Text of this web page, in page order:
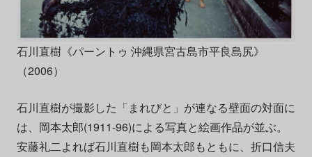
石川直樹《パーントゥ 沖縄県宮古島市平良島尻》
（2006）
石川直樹が撮影した「まれびと」が連なる壁面の対面に
は、岡本太郎(1911-96)による写真と絵画作品が並ぶ。
安藤礼二よれば石川直樹も岡本太郎もともに、折口信夫